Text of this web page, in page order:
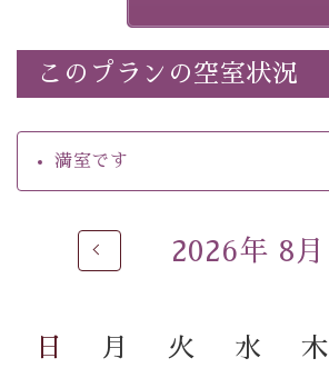
温泉の成分に合わせ、防菌防カビの
用。 足元が柔らかく、そして滑りに
ご了承のほどお願いいたします。
眺望はございませんが、源泉掛け流
貸切温泉風呂
です。ゆったりとい
【旅】
このプランの空室状況
満室です
2026年 8月
日 月 火 水 木